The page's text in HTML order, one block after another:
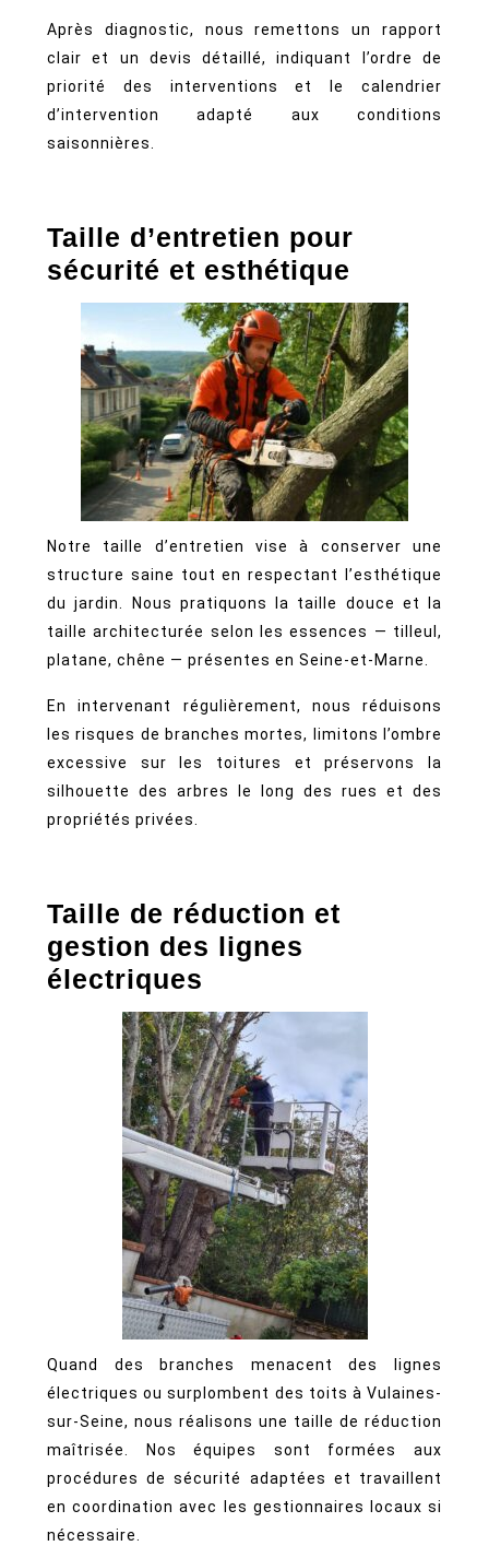
Après diagnostic, nous remettons un rapport
clair et un devis détaillé, indiquant l’ordre de
priorité des interventions et le calendrier
d’intervention adapté aux conditions
saisonnières.
Taille d’entretien pour
sécurité et esthétique
Notre taille d’entretien vise à conserver une
structure saine tout en respectant l’esthétique
du jardin. Nous pratiquons la taille douce et la
taille architecturée selon les essences — tilleul,
platane, chêne — présentes en Seine-et-Marne.
En intervenant régulièrement, nous réduisons
les risques de branches mortes, limitons l’ombre
excessive sur les toitures et préservons la
silhouette des arbres le long des rues et des
propriétés privées.
Taille de réduction et
gestion des lignes
électriques
Quand des branches menacent des lignes
électriques ou surplombent des toits à Vulaines-
sur-Seine, nous réalisons une taille de réduction
maîtrisée. Nos équipes sont formées aux
procédures de sécurité adaptées et travaillent
en coordination avec les gestionnaires locaux si
nécessaire.